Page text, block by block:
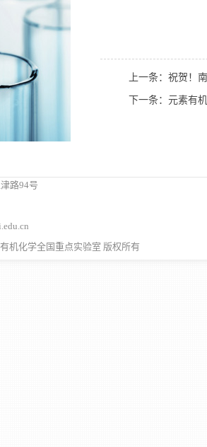
上一条：祝贺！
下一条：元素有
路94号
机化学全国重点实验室 版权所有